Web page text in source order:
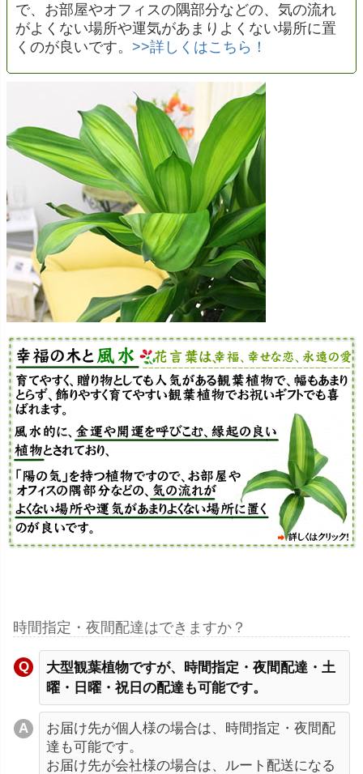
で、お部屋やオフィスの隅部分などの、気の流れ
がよくない場所や運気があまりよくない場所に置
くのが良いです。 >>詳しくはこちら！
時間指定・夜間配達はできますか？
大型観葉植物ですが、時間指定・夜間配達・土
曜・日曜・祝日の配達も可能です。
お届け先が個人様の場合は、時間指定・夜間配
達も可能です。
お届け先が会社様の場合は、ルート配送になる